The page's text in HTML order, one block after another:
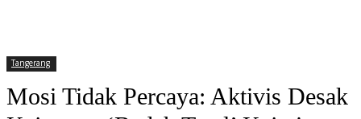
Tangerang
Mosi Tidak Percaya: Aktivis Desak